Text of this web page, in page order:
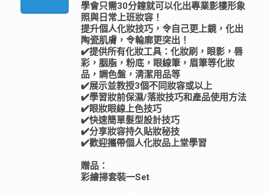
學會只需30分鐘就可以化出專業影樓形象
照與日常上班妝容！
提升個人化妝技巧，令自己更上鏡，化出
陶瓷肌膚，令輪廓更突出！
✔️提供所有化妝工具：化妝刷，眼影，唇
彩，胭脂，粉底，眼線筆，眉筆等化妝
品，調色盤，清潔用品等
✔️展示並教授3個不同妝容或以上
✔️學習妝前保濕/落妝技巧和產品使用方法
✔️眼妝眼線上色技巧
✔️快速簡單髮型設計技巧
✔️分享妝容持久貼妝秘技
✔️歡迎攜帶個人化妝品上堂學習
贈品：
彩繪掃套裝一Set